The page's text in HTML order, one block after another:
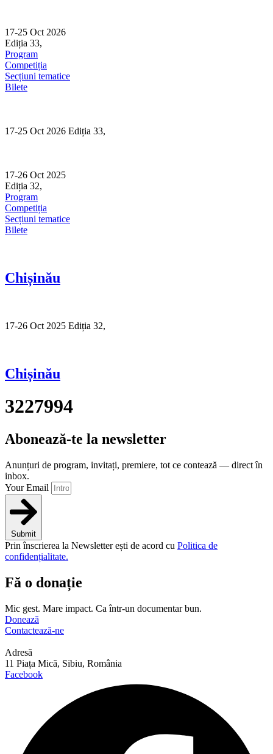
content
17-25 Oct 2026
Ediția 33,
Program
Competiția
Secțiuni tematice
Bilete
17-25 Oct 2026 Ediția 33,
17-26 Oct 2025
Ediția 32,
Program
Competiția
Secțiuni tematice
Bilete
Chișinău
17-26 Oct 2025 Ediția 32,
Chișinău
3227994
Abonează-te la newsletter
Anunțuri de program, invitați, premiere, tot ce contează — direct în
inbox.
Your Email
Submit
Prin înscrierea la Newsletter ești de acord cu Politica de
confidențialitate.
Fă o donație
Mic gest. Mare impact. Ca într-un documentar bun.
Donează
Contactează-ne
Adresă
11 Piața Mică, Sibiu, România
Facebook